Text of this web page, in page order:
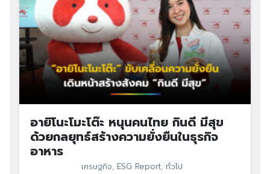
อายิโนะโมะโต๊ะ หนุนคนไทย กินดี มีสุข
ด้วยกลยุทธ์สร้างความยั่งยืนในธุรกิจ
อาหาร
เศรษฐกิจ, ESG Report, ทั่วไป